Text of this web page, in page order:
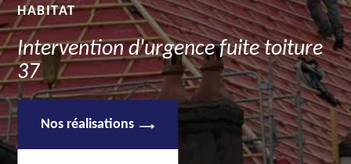
HABITAT
Intervention d'urgence fuite toiture
37
Nos réalisations